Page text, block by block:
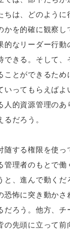
ちは、どのように
かを的確に観察し
的なリーダー行動
できる。そして、
ことができるため
いってもらえばよ
人的資源管理のあ
だろう。
する権限を使っ
管理者のもとで働
、進んで動くだ
恐怖に突き動かさ
だろう。他方、チ
の先頭に立って前